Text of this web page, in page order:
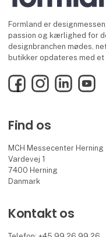
Formland er
passion og kærlighed for
designbranchen mødes,
butikker opdateres med
FacebookInstagramLinkedInYouTube
Find os
MCH Messecenter Herning
Vardevej 1
7400 Herning
Danmark
Kontakt os